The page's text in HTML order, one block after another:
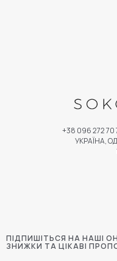
ПІДПИШІТЬСЯ НА НАШІ
ЗНИЖКИ ТА ЦІКАВІ
+38 096 272 70
УКРАЇНА,